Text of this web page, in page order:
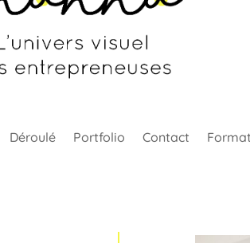
Déroulé Portfolio Contact